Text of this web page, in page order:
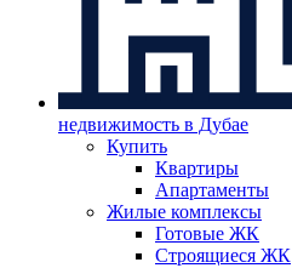
недвижимость в Дубае
Купить
Квартиры
Апартаменты
Жилые комплексы
Готовые ЖК
Строящиеся ЖК